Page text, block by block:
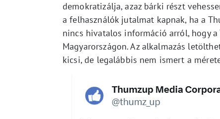
demokratizálja, azaz bárki részt
a felhasználók jutalmat kapnak, ha a
nincs hivatalos információ arról, hogy
Magyarországon. Az alkalmazás
kicsi, de legalábbis nem ismert a